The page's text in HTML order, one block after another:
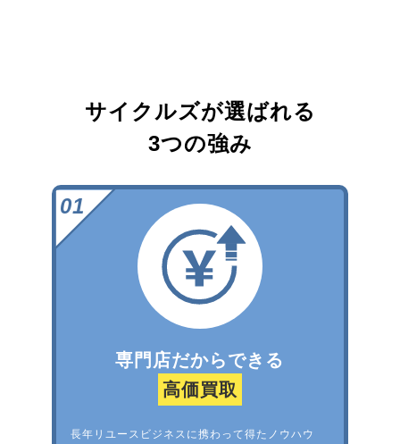
サイクルズが選ばれる
3つの強み
専門店だからできる
高価買取
長年リユースビジネスに携わって得たノウハウ